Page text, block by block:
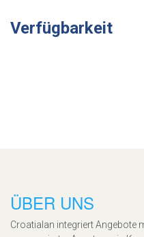
Verfügbarkeit
ÜBER UNS
Croatialan integriert Angebote